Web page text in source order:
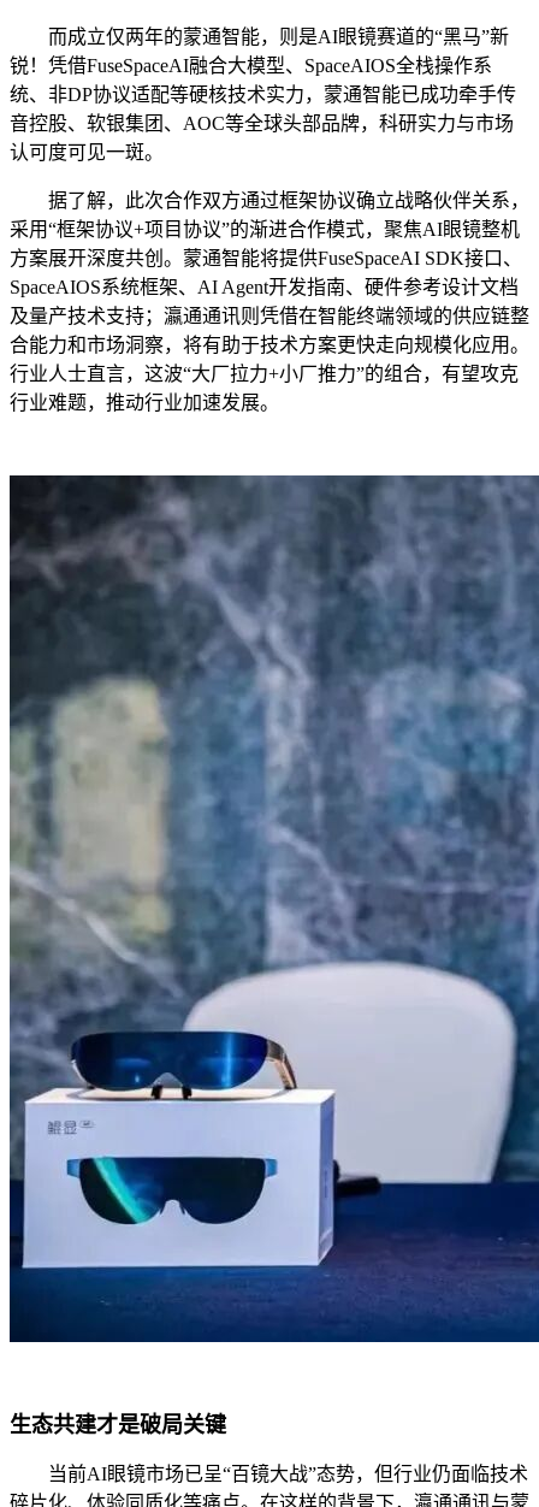
而成立仅两年的蒙通智能，则是AI眼镜赛道的“黑马”新
锐！凭借FuseSpaceAI融合大模型、SpaceAIOS全栈操作系
统、非DP协议适配等硬核技术实力，蒙通智能已成功牵手传
音控股、软银集团、AOC等全球头部品牌，科研实力与市场
认可度可见一斑。
据了解，此次合作双方通过框架协议确立战略伙伴关系，
采用“框架协议+项目协议”的渐进合作模式，聚焦AI眼镜整机
方案展开深度共创。蒙通智能将提供FuseSpaceAI SDK接口、
SpaceAIOS系统框架、AI Agent开发指南、硬件参考设计文档
及量产技术支持；瀛通通讯则凭借在智能终端领域的供应链整
合能力和市场洞察，将有助于技术方案更快走向规模化应用。
行业人士直言，这波“大厂拉力+小厂推力”的组合，有望攻克
行业难题，推动行业加速发展。
生态共建才是破局关键
当前AI眼镜市场已呈“百镜大战”态势，但行业仍面临技术
碎片化、体验同质化等痛点。在这样的背景下，瀛通通讯与蒙